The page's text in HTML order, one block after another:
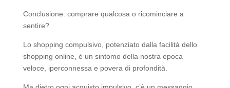
Conclusione: comprare qualcosa o ricominciare a
sentire?
Lo shopping compulsivo, potenziato dalla facilità dello
shopping online, è un sintomo della nostra epoca
veloce, iperconnessa e povera di profondità.